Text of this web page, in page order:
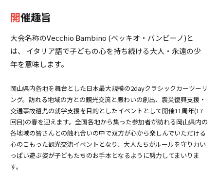
開催趣旨
大会名称のVecchio Bambino (ベッキオ・バンビーノ)と
は、
イタリア語で子どもの心を持ち続ける大人・永遠の少
年を意味します。
岡山県内各地を舞台とした日本最大規模の2dayクラシックカーツーリ
ング。訪れる地域の方との観光交流と賑わいの創出、震災復興支援・
交通事故遺児の就学支援を目的としたイベントとして開催11周年(17
回目)の春を迎えます。全国各地から集った参加者が訪れる岡山県内の
各地域の皆さんとの触れ合いの中で双方が心から楽しんでいただける
心のこもった観光交流イベントとなり、大人たちがルールを守り力い
っぱい遊ぶ姿が子どもたちのお手本となるように努力してまいりま
す。